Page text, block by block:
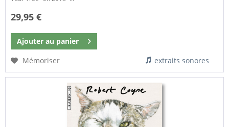
29,95 €
Ajouter au panier
Mémoriser
extraits sonores